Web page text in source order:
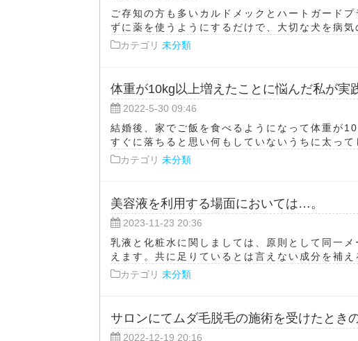
ご存知の方も多いカルドメックとハートガード
ずに薬を使うようにするだけで、大切な犬を病気
カテゴリ 未分類
体重が10kg以上増えたことに悩んだ私が実
2022-5-30 09:46
結婚後、家でご飯を食べるようになって体重が
すぐに落ちると思い何もしていないうちに太って
カテゴリ 未分類
美容液を利用する場面においては…。
2023-11-23 20:36
乳液と化粧水に関しましては、原則として同一
えます。共に足りているとは言えない成分を補え
カテゴリ 未分類
サロンにてムダ毛脱毛の施術を受けたとき
2022-12-19 20:16